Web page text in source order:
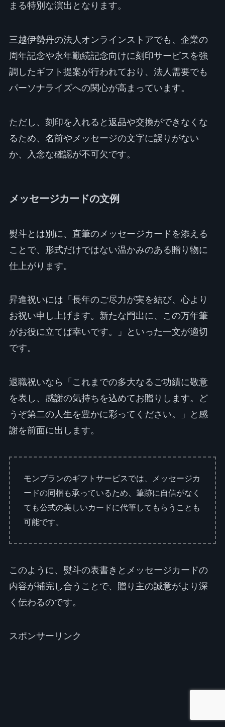
まる特別な演出となります。
三越伊勢丹の法人オンラインストアでも、企業の
周年記念や永年勤続記念向けに刻印サービスを強
調したギフト提案が行われており、法人需要でも
パーソナライズへの関心が高まっています。
ただし、刻印を入れると返品や交換ができなくな
るため、名前やメッセージの文字に誤りがない
か、入念な確認が不可欠です。
メッセージカードの文例
熨斗とは別に、直筆のメッセージカードを添える
ことで、形式だけではない温かみのある贈り物に
仕上がります。
昇進祝いには「長年のご尽力が実を結び、心より
お祝い申し上げます。新たな門出に、この万年筆
がお役に立てば幸いです。」といった一文が適切
です。
退職祝いなら「これまでの多大なるご功績に敬意
を表し、感謝の気持ちを込めてお贈りします。ど
うぞ第二の人生を豊かに彩ってください。」と感
謝を前面に出します。
モンブランのギフトサービスでは、メッセージカ
ードの同梱も承っているため、筆跡に自信がなく
ても公式の美しいカードに代筆してもらうことも
可能です。
このように、熨斗の表書きとメッセージカードの
内容が補完し合うことで、贈り主の誠意がより深
く伝わるのです。
スポンサーリンク